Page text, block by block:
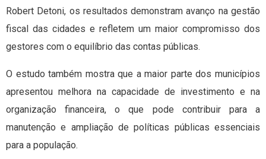
Robert Detoni, os resultados demonstram avanço na gestão
fiscal das cidades e refletem um maior compromisso dos
gestores com o equilíbrio das contas públicas.
O estudo também mostra que a maior parte dos municípios
apresentou melhora na capacidade de investimento e na
organização financeira, o que pode contribuir para a
manutenção e ampliação de políticas públicas essenciais
para a população.